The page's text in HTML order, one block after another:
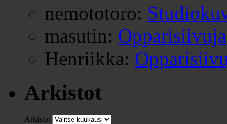
nemototoro:
masutin: Opparisiivuja
Henriikka:
Arkistot
Arkistot